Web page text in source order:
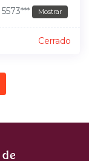
5573*** Mostrar
Cerrado